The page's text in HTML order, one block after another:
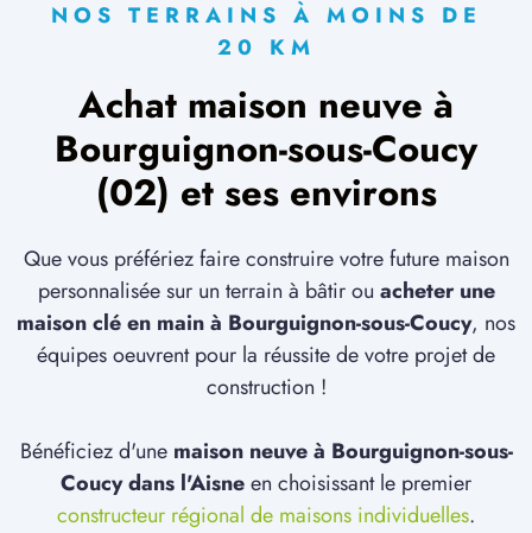
NOS TERRAINS À MOINS DE
20 KM
Achat maison neuve à
Bourguignon-sous-Coucy
(02) et ses environs
Que vous préfériez faire construire votre future maison
personnalisée sur un terrain à bâtir ou acheter une
maison clé en main à Bourguignon-sous-Coucy, nos
équipes oeuvrent pour la réussite de votre projet de
construction !
Bénéficiez d'une maison neuve à Bourguignon-sous-
Coucy dans l'Aisneen choisissant le premier
constructeur régional de maisons individuelles.